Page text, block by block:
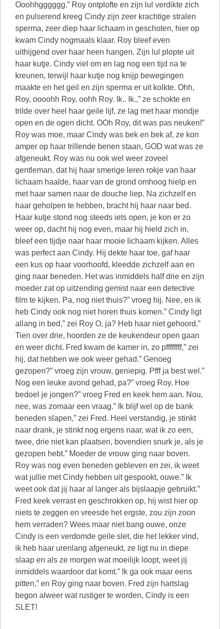
Ooohhgggggg.” Roy ontplofte en zijn lul verdikte zich
en pulserend kreeg Cindy zijn zeer krachtige stralen
sperma, zeer diep haar lichaam in geschoten, hier op
kwam Cindy nogmaals klaar. Roy bleef even
uithijgend over haar heen hangen. Zijn lul plopte uit
haar kutje. Cindy viel om en lag nog een tijd na te
kreunen, terwijl haar kutje nog knijp bewegingen
maakte en het geil en zijn sperma er uit kolkte. Ohh,
Roy, oooohh Roy, oohh Roy. Ik.. Ik.,” ze schokte en
trilde over heel haar geile lijf, ze lag met haar mondje
open en de ogen dicht. OOh Roy, dit was pas neuken!”
Roy was moe, maar Cindy was bek en bek af, ze kon
amper op haar trillende benen staan, GOD wat was ze
afgeneukt. Roy was nu ook wel weer zoveel
gentleman, dat hij haar smerige leren rokje van haar
lichaam haalde, haar van de grond omhoog hielp en
met haar samen naar de douche liep. Na zichzelf en
haar geholpen te hebben, bracht hij haar naar bed.
Haar kutje stond nog steeds iets open, je kon er zo
weer op, dacht hij nog even, maar hij hield zich in,
bleef een tijdje naar haar mooie lichaam kijken. Alles
was perfect aan Cindy. Hij dekte haar toe, gaf haar
een kus op haar voorhoofd, kleedde zichzelf aan en
ging naar beneden. Het was inmiddels half drie en zijn
moeder zat op uitzending gemist naar een detective
film te kijken. Pa, nog niet thuis?” vroeg hij. Nee, en ik
heb Cindy ook nog niet horen thuis komen.” Cindy ligt
allang in bed,” zei Roy O, ja? Heb haar niet gehoord.”
Tien over drie, hoorden ze de keukendeur open gaan
en weer dicht. Fred kwam de kamer in, zo pffffffff,” zei
hij, dat hebben we ook weer gehad.” Genoeg
gezopen?” vroeg zijn vrouw, geniepig. Pfff ja best wel.”
Nog een leuke avond gehad, pa?” vroeg Roy. Hoe
bedoel je jongen?” vroeg Fred en keek hem aan. Nou,
nee, was zomaar een vraag.” Ik blijf wel op de bank
beneden slapen,” zei Fred. Heel verstandig, je stinkt
naar drank, je stinkt nog ergens naar, wat ik zo een,
twee, drie niet kan plaatsen, bovendien snurk je, als je
gezopen hebt.” Moeder de vrouw ging naar boven.
Roy was nog even beneden gebleven en zei, ik weet
wat jullie met Cindy hebben uit gespookt, ouwe.” Ik
weet ook dat jij haar al langer als bijslaapje gebruikt.”
Fred keek verrast en geschrokken op, hij wist hier op
niets te zeggen en vreesde het ergste, zou zijn zoon
hem verraden? Wees maar niet bang ouwe, onze
Cindy is een verdomde geile slet, die het lekker vind,
ik heb haar urenlang afgeneukt, ze ligt nu in diepe
slaap en als ze morgen wat moeilijk loopt, weet jij
inmiddels waardoor dat komt.” Ik ga ook maar eens
pitten,” en Roy ging naar boven. Fred zijn hartslag
begon alweer wat rustiger te worden, Cindy is een
SLET!